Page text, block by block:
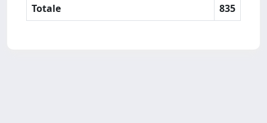
Totale 835